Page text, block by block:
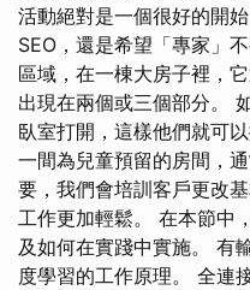
活動絕對是一個很好的開
SEO，還是希望「專家」
區域，在一棟大房子裡，
出現在兩個或三個部分。
臥室打開，這樣他們就可
一間為兒童預留的房間，
要，我們會培訓客戶更改
工作更加輕鬆。 在本節中
及如何在實踐中實施。
度學習的工作原理。 全連